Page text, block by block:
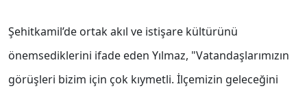
Şehitkamil’de ortak akıl ve istişare kültürünü
önemsediklerini ifade eden Yılmaz, "Vatandaşlarımızın
görüşleri bizim için çok kıymetli. İlçemizin geleceğini